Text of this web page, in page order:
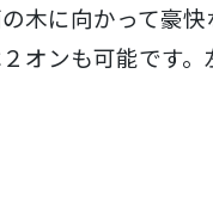
木に向かって豪快
オンも可能です。